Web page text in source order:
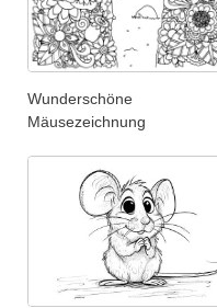
Wunderschöne
Mäusezeichnung